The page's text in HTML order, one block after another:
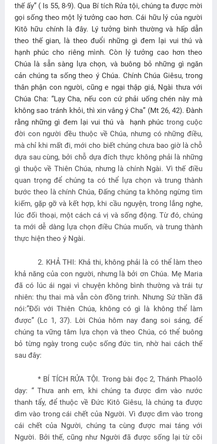
thế ấy” ( Is 55, 8-9). Qua Bí tích Rửa tội, chúng ta được mời
gọi sống theo một lý tưởng cao hơn. Cái hữu lý của người
Kitô hữu chính là đây. Lý tưởng bình thường và hấp dẫn
theo thế gian, là theo đuổi những gì đem lại vui thú và
hạnh phúc cho riêng mình. Còn lý tưởng cao hơn theo
Chúa là sẵn sàng lựa chọn, và buông bỏ những gì ngăn
cản chúng ta sống theo ý Chúa. Chính Chúa Giêsu, trong
thân phận con người, cũng e ngại thập giá, Ngài thưa với
Chúa Cha: “Lạy Cha, nếu con cứ phải uống chén này mà
không sao tránh khỏi, thì xin vâng ý Cha” (Mt 26, 42). Đành
rằng những gì đem lại vui thú và
hạnh phúc trong cuộc
đời con người đều thuộc về Chúa, nhưng có những điều,
mà chỉ khi mất đi, mới cho biết chúng chưa bao giờ là chỗ
dựa sau cùng, bởi chỗ dựađích thực không phải là những
gì thuộc về Thiên Chúa, nhưng là chính Ngài. Vì thế điều
quan trọng để chúng ta có thể lựa chọn và trung thành
bước theo là chính Chúa, Đấng chúng ta không ngừng tìm
kiếm, gặp gỡ và kết hợp, khi cầu nguyện, trong lắng nghe,
lúc đối thoại, một cách cá vị và sống động. Từ đó, chúng
ta mới dễ dàng lựa chọn điều Chúa muốn, và trung thành
thực hiện theo ý Ngài.
2. KHẢ THI: Khả thi, không phải là có thể làm theo
khả năng của con người, nhưng là bởi ơn Chúa. Mẹ Maria
đã có lúc ái ngại vì chuyện không bình thường và trái tự
nhiên: thụ thai mà vẫn còn đồng trinh. Nhưng Sứ thần đã
nói:”Đối với Thiên Chúa, không có gì là không thể làm
được” (Lc 1, 37). Lời Chúa hôm nay đang soi sáng, để
chúng ta vững tâm lựa chọn và theo Chúa, có thể buông
bỏ từng ngày trong cuộc sống đức tin, nhờ hai cách thế
sau đây:
* BÍ TÍCH RỬA TỘI. Trong bài đọc 2, Thánh Phaolô
dạy: “ Thưa anh em, khi chúng ta được dìm vào nước
thanh tẩy, để thuộc về Đức Kitô Giêsu, là chúng ta được
dìm vào trong cái chết của Người. Vì được dìm vào trong
cái chết của Người, chúng ta cùng được mai táng với
Người. Bởi thế, cũng như Người đã được sống lại từ cõi